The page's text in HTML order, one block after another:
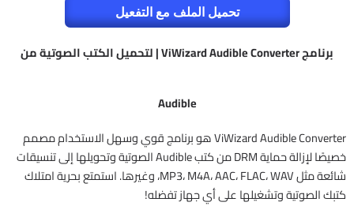
تحميل الملف مع التفعيل
برنامج ViWizard Audible Converter | لتحميل الكتب الصوتية من
Audible
ViWizard Audible Converter هو برنامج قوي وسهل الاستخدام مصمم
خصيصًا لإزالة حماية DRM من كتب Audible الصوتية وتحويلها إلى تنسيقات
شائعة مثل MP3، M4A، AAC، FLAC، WAV، وغيرها. استمتع بحرية امتلاك
كتبك الصوتية وتشغيلها على أي جهاز تفضله!